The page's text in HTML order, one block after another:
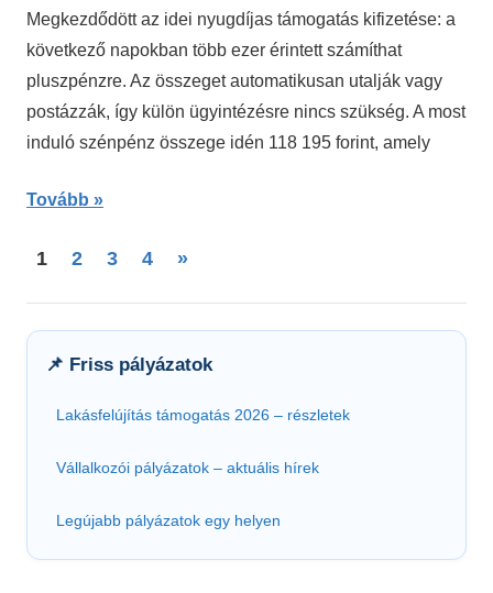
Nyugdíj
Megkezdődött az idei nyugdíjas támogatás kifizetése: a
következő napokban több ezer érintett számíthat
pluszpénzre. Az összeget automatikusan utalják vagy
postázzák, így külön ügyintézésre nincs szükség. A most
induló szénpénz összege idén 118 195 forint, amely
Tovább
Bejegyzések
lapozása
1 2 3 4
Next
»
📌 Friss pályázatok
Lakásfelújítás támogatás 2026 – részletek
Vállalkozói pályázatok – aktuális hírek
Legújabb pályázatok egy helyen